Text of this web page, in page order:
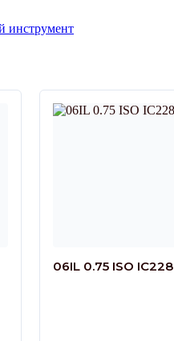
инструмент
06IL 0.75 ISO IC228